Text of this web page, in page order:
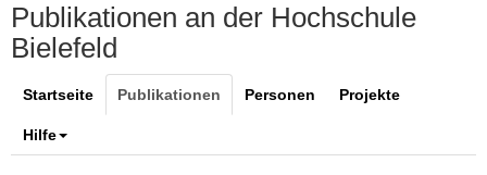
Publikationen an der Hochschule
Bielefeld
Startseite Publikationen Personen Projekte
Hilfe